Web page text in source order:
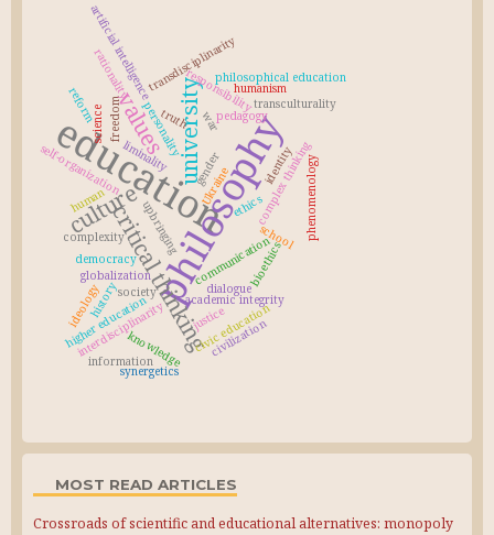
education
philosophy
values
critical thinking
university
culture
science
globalization
freedom
society
pedagogy
higher education
responsibility
communication
ethics
bioethics
philosophical education
democracy
personality
Ukraine
school
transdisciplinarity
war
interdisciplinarity
ideology
self-organization
upbringing
complexity
knowledge
information
artificial intelligence humanism
academic integrity
complex thinking
history
synergetics
dialogue
gender
rationality
phenomenology
transculturality
civic education
human
reform truth
identity
civilization
justice
liminality
MOST READ ARTICLES
Crossroads of scientific and educational alternatives: monopoly